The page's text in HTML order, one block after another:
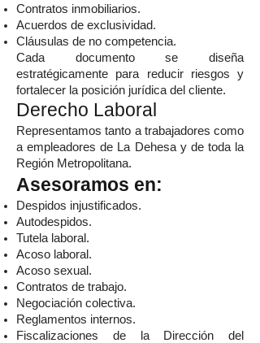
Contratos inmobiliarios.
Acuerdos de exclusividad.
Cláusulas de no competencia.
Cada documento se diseña
estratégicamente para reducir riesgos y
fortalecer la posición jurídica del cliente.
Derecho Laboral
Representamos tanto a trabajadores como
a empleadores de La Dehesa y de toda la
Región Metropolitana.
Asesoramos en:
Despidos injustificados.
Autodespidos.
Tutela laboral.
Acoso laboral.
Acoso sexual.
Contratos de trabajo.
Negociación colectiva.
Reglamentos internos.
Fiscalizaciones de la Dirección del